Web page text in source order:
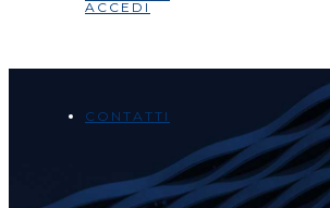
ACCEDI
CONTATTI